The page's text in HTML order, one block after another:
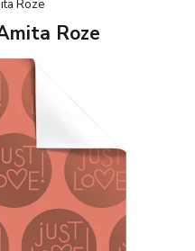
Roze
Roze